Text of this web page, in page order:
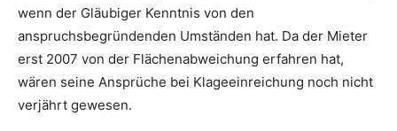
wenn der Gläubiger Kenntnis von den
anspruchsbegründenden Umständen hat. Da der Mieter
erst 2007 von der Flächenabweichung erfahren hat,
wären seine Ansprüche bei Klageeinreichung noch nicht
verjährt gewesen.